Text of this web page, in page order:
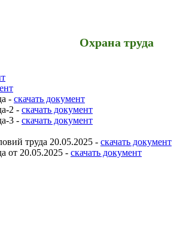
Охрана труда
- скачать документ
2 - скачать документ
3 - скачать документ
труда 20.05.2025 - скачать документ
от 20.05.2025 - скачать документ